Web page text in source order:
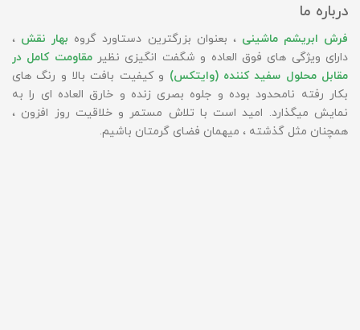
درباره ما
فرش ابریشم ماشینی ، بعنوان بزرگترین دستاورد گروه بهار نقش ،
دارای ویژگی های فوق العاده و شگفت انگیزی نظیرمقاومت کامل در
مقابل محلول سفید کننده (وایتکس) و کیفیت بافت بالا و رنگ های
بکار رفته نامحدود بوده و جلوه بصری زنده و خارق العاده ای را به
نمایش میگذارد. امید است با تلاش مستمر و خلاقیت روز افزون ،
همچنان مثل گذشته ، میهمان فضای گرمتان باشیم.